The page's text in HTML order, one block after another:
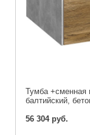
Тумба +сменная
балтийский,
56 304 руб.